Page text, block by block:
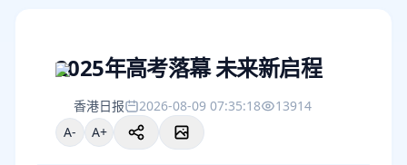
2025年高考落幕 未来新启程
香港日报 2026-08-09 07:35:18
13914
A-
A+